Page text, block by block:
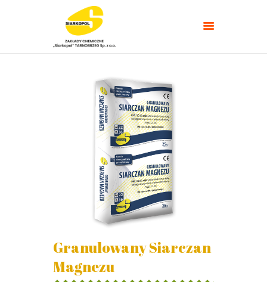
NAWOZY ROLNICZE
NAWOZY
TARGI/POLETKA
DOŚWIADCZALNE
PORADNIKI
KONTAKT
Granulowany Siarczan
Magnezu